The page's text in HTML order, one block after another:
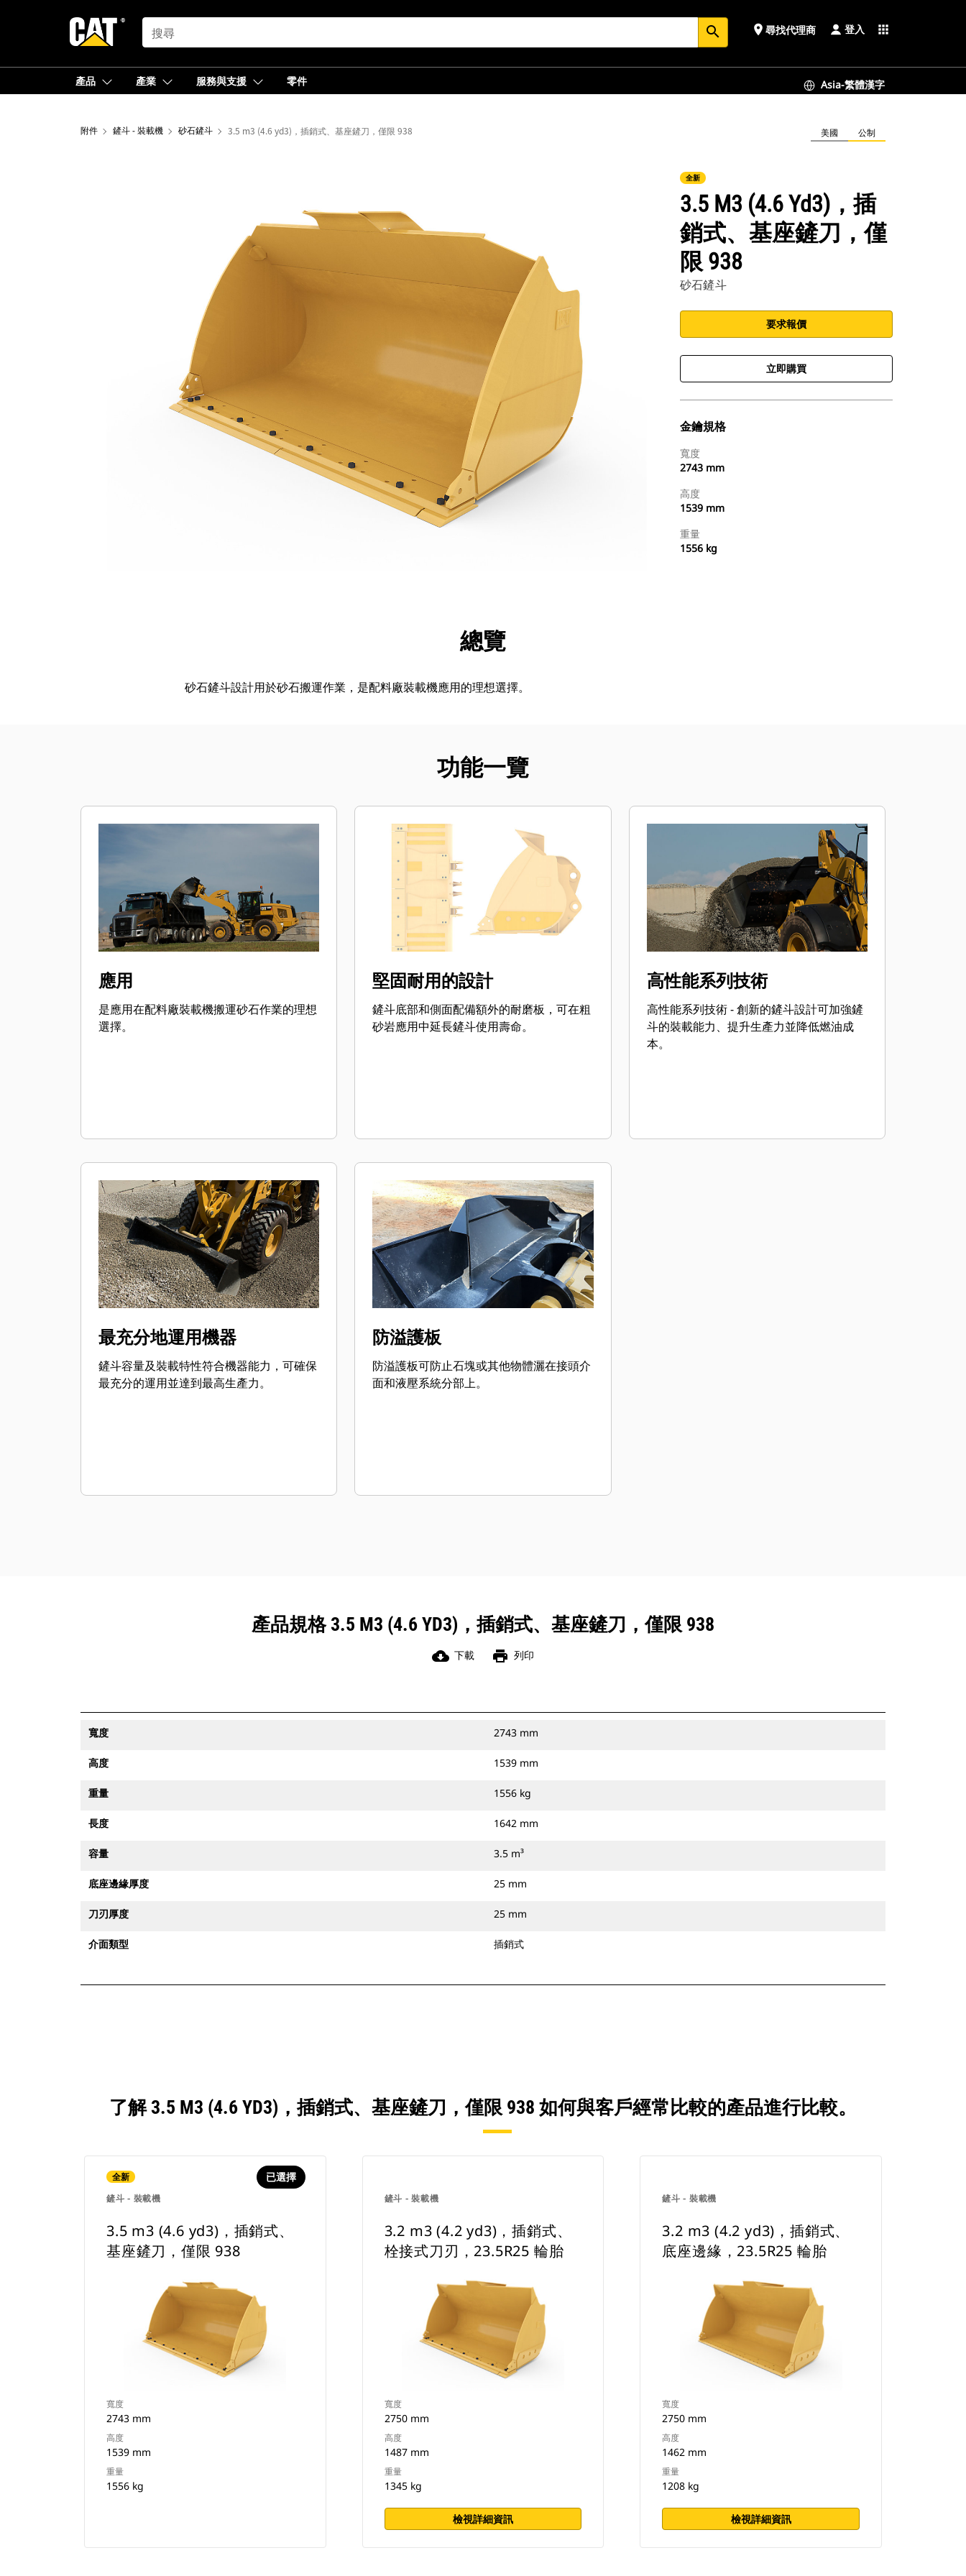
SEARCH search place 尋找代理商 登入 apps
產品 產業 服務與支援 零件 Asia-繁體漢字
附件 鏟斗 - 裝載機 砂石鏟斗 3.5 m3 (4.6 yd3)，插銷式、基座鏟刀，僅限 938 美國 公制
全新
3.5 M3 (4.6 Yd3)，插
銷式、基座鏟刀，僅
限 938
砂石鏟斗
要求報價
立即購買
金鑰規格
寬度
2743 mm
高度
1539 mm
重量
1556 kg
導覽總覽
砂石鏟斗設計用於砂石搬運作業，是配料廠裝載機應用的理想選擇。
功能一覽
應用
是應用在配料廠裝載機搬運砂石作業的理想
選擇。
堅固耐用的設計
鏟斗底部和側面配備額外的耐磨板，可在粗
砂岩應用中延長鏟斗使用壽命。
高性能系列技術
高性能系列技術 - 創新的鏟斗設計可加強鏟
斗的裝載能力、提升生產力並降低燃油成
本。
最充分地運用機器
鏟斗容量及裝載特性符合機器能力，可確保
最充分的運用並達到最高生產力。
防溢護板
防溢護板可防止石塊或其他物體灑在接頭介
面和液壓系統分部上。
產品規格 3.5 M3 (4.6 YD3)，插銷式、基座鏟刀，僅限 938
cloud_download 下載 print 列印
寬度 2743 mm
高度 1539 mm
重量 1556 kg
長度 1642 mm
容量 3.5 m³
底座邊緣厚度 25 mm
刀刃厚度 25 mm
介面類型 插銷式
了解 3.5 M3 (4.6 YD3)，插銷式、基座鏟刀，僅限 938 如何與客戶經常比較的產品進行比較。
全新
鏟斗 - 裝載機
已選擇
3.5 m3 (4.6 yd3)，插銷式、
基座鏟刀，僅限 938
寬度
2743 mm
高度
1539 mm
重量
1556 kg
鏟斗 - 裝載機
3.2 m3 (4.2 yd3)，插銷式、
栓接式刀刃，23.5R25 輪胎
寬度
2750 mm
高度
1487 mm
重量
1345 kg
檢視詳細資訊
鏟斗 - 裝載機
3.2 m3 (4.2 yd3)，插銷式、
底座邊緣，23.5R25 輪胎
寬度
2750 mm
高度
1462 mm
重量
1208 kg
檢視詳細資訊